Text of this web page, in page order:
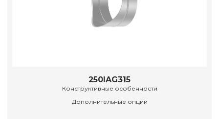
250IAG315
Конструктивные особенности
Дополнительные опции